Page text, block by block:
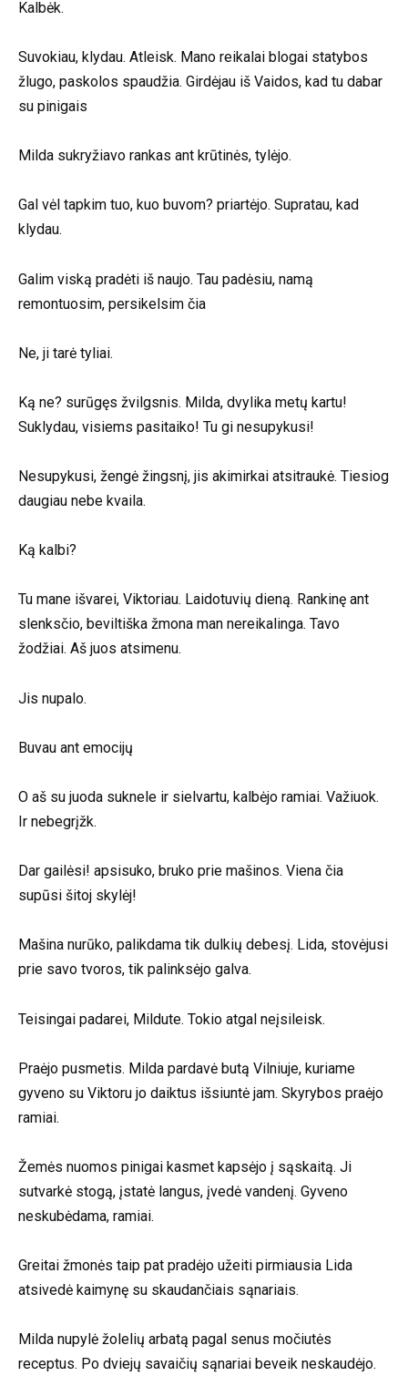
Kalbėk.
Suvokiau, klydau. Atleisk. Mano reikalai blogai statybos
žlugo, paskolos spaudžia. Girdėjau iš Vaidos, kad tu dabar
su pinigais
Milda sukryžiavo rankas ant krūtinės, tylėjo.
Gal vėl tapkim tuo, kuo buvom? priartėjo. Supratau, kad
klydau.
Galim viską pradėti iš naujo. Tau padėsiu, namą
remontuosim, persikelsim čia
Ne, ji tarė tyliai.
Ką ne? surūgęs žvilgsnis. Milda, dvylika metų kartu!
Suklydau, visiems pasitaiko! Tu gi nesupykusi!
Nesupykusi, žengė žingsnį, jis akimirkai atsitraukė. Tiesiog
daugiau nebe kvaila.
Ką kalbi?
Tu mane išvarei, Viktoriau. Laidotuvių dieną. Rankinę ant
slenksčio, beviltiška žmona man nereikalinga. Tavo
žodžiai. Aš juos atsimenu.
Jis nupalo.
Buvau ant emocijų
O aš su juoda suknele ir sielvartu, kalbėjo ramiai. Važiuok.
Ir nebegrįžk.
Dar gailėsi! apsisuko, bruko prie mašinos. Viena čia
supūsi šitoj skylėj!
Mašina nurūko, palikdama tik dulkių debesį. Lida, stovėjusi
prie savo tvoros, tik palinksėjo galva.
Teisingai padarei, Mildute. Tokio atgal neįsileisk.
Praėjo pusmetis. Milda pardavė butą Vilniuje, kuriame
gyveno su Viktoru jo daiktus išsiuntė jam. Skyrybos praėjo
ramiai.
Žemės nuomos pinigai kasmet kapsėjo į sąskaitą. Ji
sutvarkė stogą, įstatė langus, įvedė vandenį. Gyveno
neskubėdama, ramiai.
Greitai žmonės taip pat pradėjo užeiti pirmiausia Lida
atsivedė kaimynę su skaudančiais sąnariais.
Milda nupylė žolelių arbatą pagal senus močiutės
receptus. Po dviejų savaičių sąnariai beveik neskaudėjo.